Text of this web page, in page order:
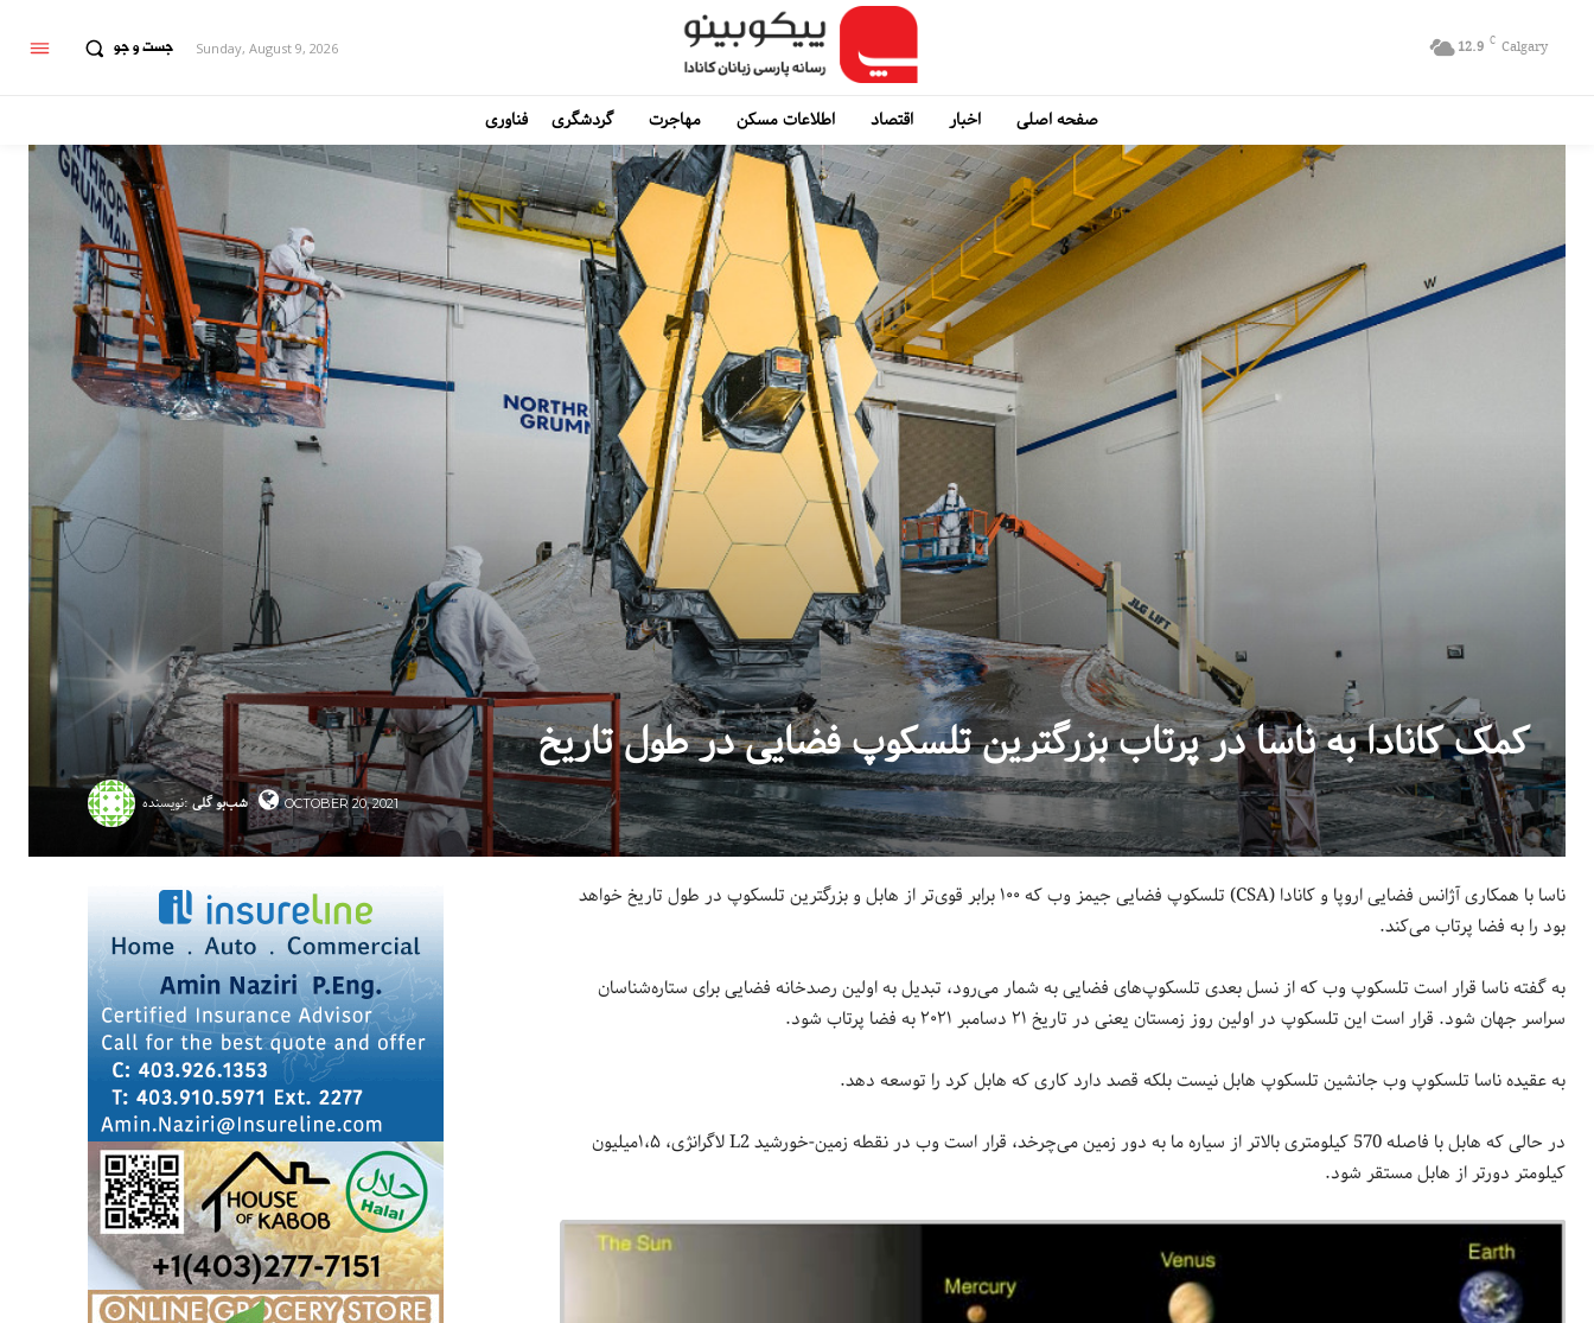
جست و جو Sunday, August 9, 2026 12.9 C Calgary
صفحه اصلی اخبار اقتصاد اطلاعات مسکن مهاجرت گردشگری فناوری
کمک کانادا به ناسا در پرتاب بزرگترین تلسکوپ فضایی در طول تاریخ
نویسنده: شب‌بو گلی OCTOBER 20, 2021
ناسا با همکاری آژانس فضایی اروپا و کانادا (CSA) تلسکوپ فضایی جیمز وب که ۱۰۰ برابر قوی‌تر از هابل و بزرگترین تلسکوپ در طول تاریخ خواهد
بود را به فضا پرتاب می‌کند.
به گفته ناسا قرار است تلسکوپ وب که از نسل بعدی تلسکوپ‌های فضایی به شمار می‌رود، تبدیل به اولین رصدخانه فضایی برای ستاره‌شناسان
سراسر جهان شود. قرار است این تلسکوپ در اولین روز زمستان یعنی در تاریخ ۲۱ دسامبر ۲۰۲۱ به فضا پرتاب شود.
به عقیده ناسا تلسکوپ وب جانشین تلسکوپ هابل نیست بلکه قصد دارد کاری که هابل کرد را توسعه دهد.
در حالی که هابل با فاصله 570 کیلومتری بالاتر از سیاره ما به دور زمین می‌چرخد، قرار است وب در نقطه زمین-خورشید L2 لاگرانژی، ۱،۵میلیون
کیلومتر دورتر از هابل مستقر شود.